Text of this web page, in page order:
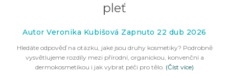
pleť
Autor Veronika Kubišová Zapnuto 22 dub 2026
Hledáte odpověď na otázku, jaké jsou druhy kosmetiky? Podrobně
vysvětlujeme rozdíly mezi přírodní, organickou, konvenční a
dermokosmetikou i jak vybrat péči pro tělo. (Číst více)